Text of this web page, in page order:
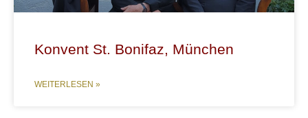
Konvent St. Bonifaz, München
WEITERLESEN »